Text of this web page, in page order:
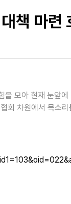
책 마련
모아 현재 눈앞
차원에서 목소